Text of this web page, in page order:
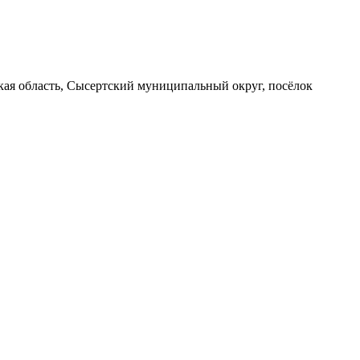
область, Сысертский муниципальный округ, посёлок